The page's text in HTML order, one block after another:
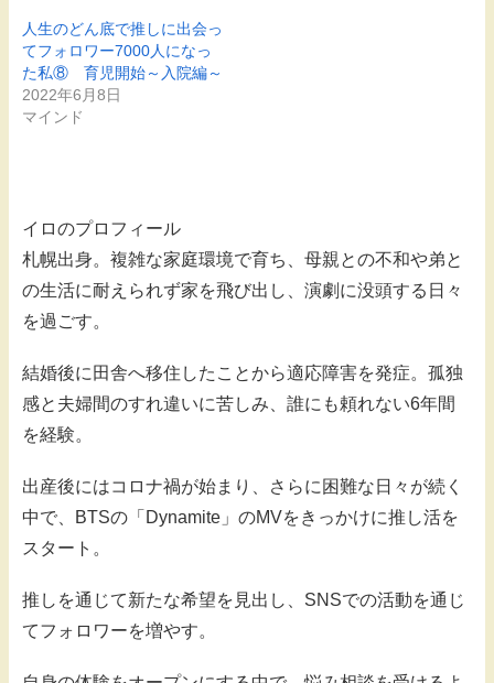
人生のどん底で推しに出会っ
てフォロワー7000人になっ
た私⑧ 育児開始～入院編～
2022年6月8日
マインド
イロのプロフィール
札幌出身。複雑な家庭環境で育ち、母親との不和や弟と
の生活に耐えられず家を飛び出し、演劇に没頭する日々
を過ごす。
結婚後に田舎へ移住したことから適応障害を発症。孤独
感と夫婦間のすれ違いに苦しみ、誰にも頼れない6年間
を経験。
出産後にはコロナ禍が始まり、さらに困難な日々が続く
中で、BTSの「Dynamite」のMVをきっかけに推し活を
スタート。
推しを通じて新たな希望を見出し、SNSでの活動を通じ
てフォロワーを増やす。